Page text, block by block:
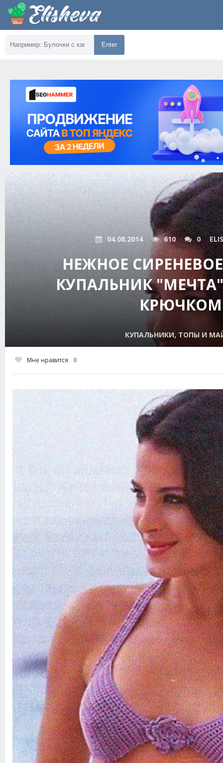
Enter
04.08.2014 610 0
НЕЖНОЕ
КУПАЛЬНИК
КРЮЧКОМ
КУПАЛЬНИКИ, ТОПЫ И
Мне нравится 0